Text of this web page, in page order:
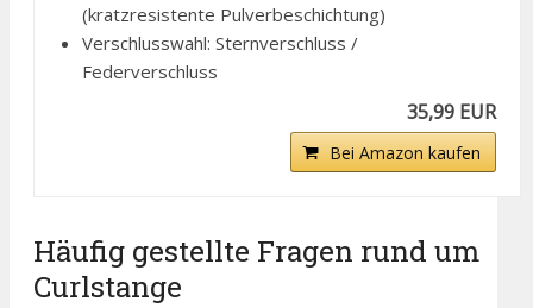
(kratzresistente Pulverbeschichtung)
Verschlusswahl: Sternverschluss /
Federverschluss
35,99 EUR
Bei Amazon kaufen
Häufig gestellte Fragen rund um
Curlstange